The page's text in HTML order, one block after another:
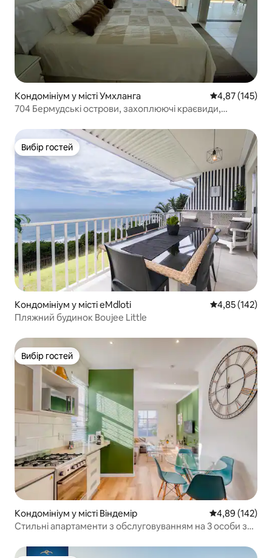
Кондомініум у місті Умхланга Середня
4,87 (145)
704 Бермудські острови, захоплюючі краєвиди,
Вибір гостей
Вибір гостей
Кондомініум у місті eMdloti Середня
4,85 (142)
Пляжний будинок Boujee Little
Вибір гостей
Вибір гостей
Кондомініум у місті Віндемір Середня
4,89 (142)
Стильні апартаменти з обслуговуванням на 3 особи з